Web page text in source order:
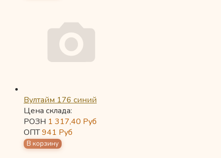
Вултайм 176 синий
Цена склада:
РОЗН 1 317,40 Руб
ОПТ941 Руб